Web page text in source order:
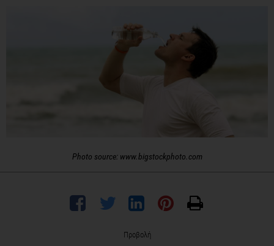
Photo source: www.bigstockphoto.com
Προβολή